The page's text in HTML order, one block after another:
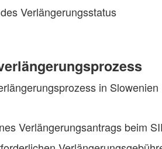
Verlängerungsstatus
in Slowenien
Verlängerungsantrags beim